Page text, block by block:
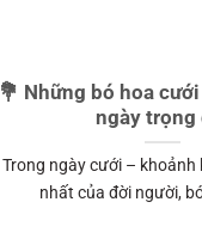
💐 Những bó hoa
ngày trọng
Trong ngày cưới – khoảnh
nhất của đời người,